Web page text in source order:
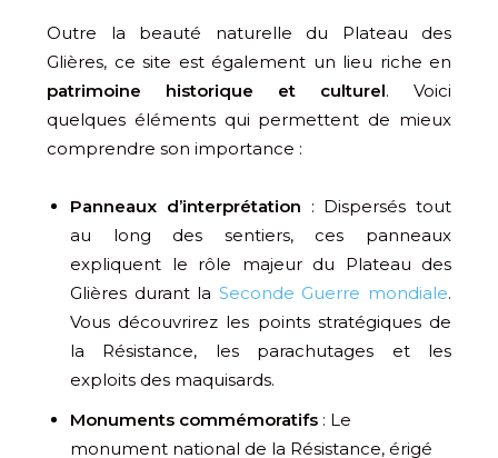
Outre la beauté naturelle du Plateau des
Glières, ce site est également un lieu riche en
patrimoine historique et culturel. Voici
quelques éléments qui permettent de mieux
comprendre son importance :
Panneaux d’interprétation : Dispersés tout
au long des sentiers, ces panneaux
expliquent le rôle majeur du Plateau des
Glières durant la Seconde Guerre mondiale.
Vous découvrirez les points stratégiques de
la Résistance, les parachutages et les
exploits des maquisards.
Monuments commémoratifs : Le
monument national de la Résistance, érigé